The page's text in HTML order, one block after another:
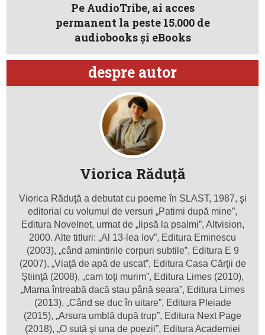
Pe AudioTribe, ai acces
permanent la peste 15.000 de
audiobooks și eBooks
despre autor
Viorica Răduţă
Viorica Răduţă a debutat cu poeme în SLAST, 1987, şi
editorial cu volumul de versuri „Patimi după mine”,
Editura Novelnet, urmat de „lipsă la psalmi”, Altvision,
2000. Alte titluri: „Al 13-lea Iov”, Editura Eminescu
(2003), „când amintirile corpuri subtile”, Editura E 9
(2007), „Viaţă de apă de uscat”, Editura Casa Cărţii de
Ştiinţă (2008), „cam toţi murim”, Editura Limes (2010),
„Mama întreabă dacă stau până seara”, Editura Limes
(2013), „Când se duc în uitare”, Editura Pleiade
(2015), „Arsura umblă după trup”, Editura Next Page
(2018), „O sută şi una de poezii”, Editura Academiei